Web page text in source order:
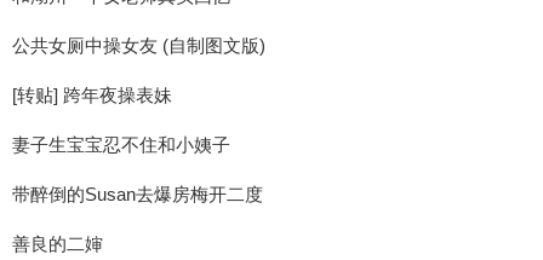
公共女厕中操女友 (自制图文版)
[转贴] 跨年夜操表妹
妻子生宝宝忍不住和小姨子
带醉倒的Susan去爆房梅开二度
善良的二婶